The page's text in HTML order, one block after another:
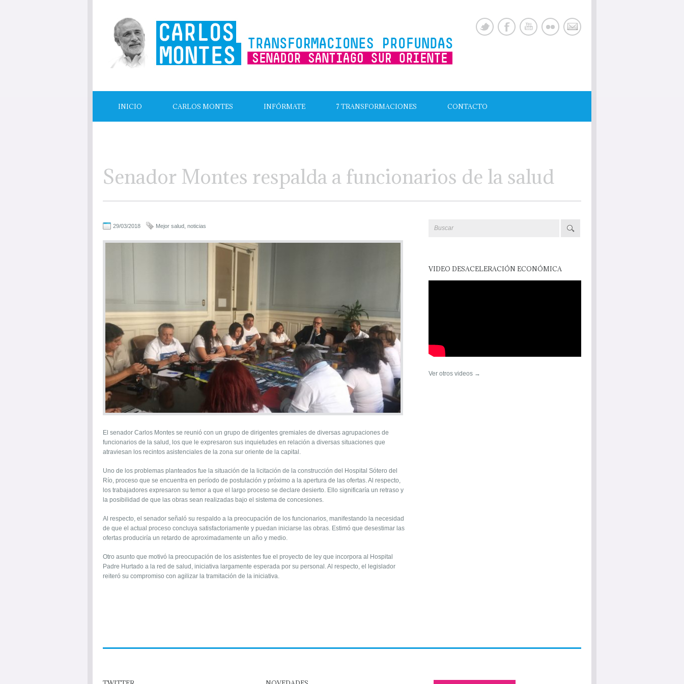
INICIO CARLOS MONTES INFÓRMATE 7 TRANSFORMACIONES CONTACTO
Senador Montes respalda a funcionarios de la salud
29/03/2018 Mejor salud noticias
El senador Carlos Montes se reunió con un grupo de dirigentes gremiales de diversas agrupaciones de
funcionarios de la salud, los que le expresaron sus inquietudes en relación a diversas situaciones que
atraviesan los recintos asistenciales de la zona sur oriente de la capital.
Uno de los problemas planteados fue la situación de la licitación de la construcción del Hospital Sótero del
Río, proceso que se encuentra en período de postulación y próximo a la apertura de las ofertas. Al respecto,
los trabajadores expresaron su temor a que el largo proceso se declare desierto. Ello significaría un retraso y
la posibilidad de que las obras sean realizadas bajo el sistema de concesiones.
Al respecto, el senador señaló su respaldo a la preocupación de los funcionarios, manifestando la necesidad
de que el actual proceso concluya satisfactoriamente y puedan iniciarse las obras. Estimó que desestimar las
ofertas produciría un retardo de aproximadamente un año y medio.
Otro asunto que motivó la preocupación de los asistentes fue el proyecto de ley que incorpora al Hospital
Padre Hurtado a la red de salud, iniciativa largamente esperada por su personal. Al respecto, el legislador
reiteró su compromiso con agilizar la tramitación de la iniciativa.
VIDEO DESACELERACIÓN ECONÓMICA
Ver otros videos →